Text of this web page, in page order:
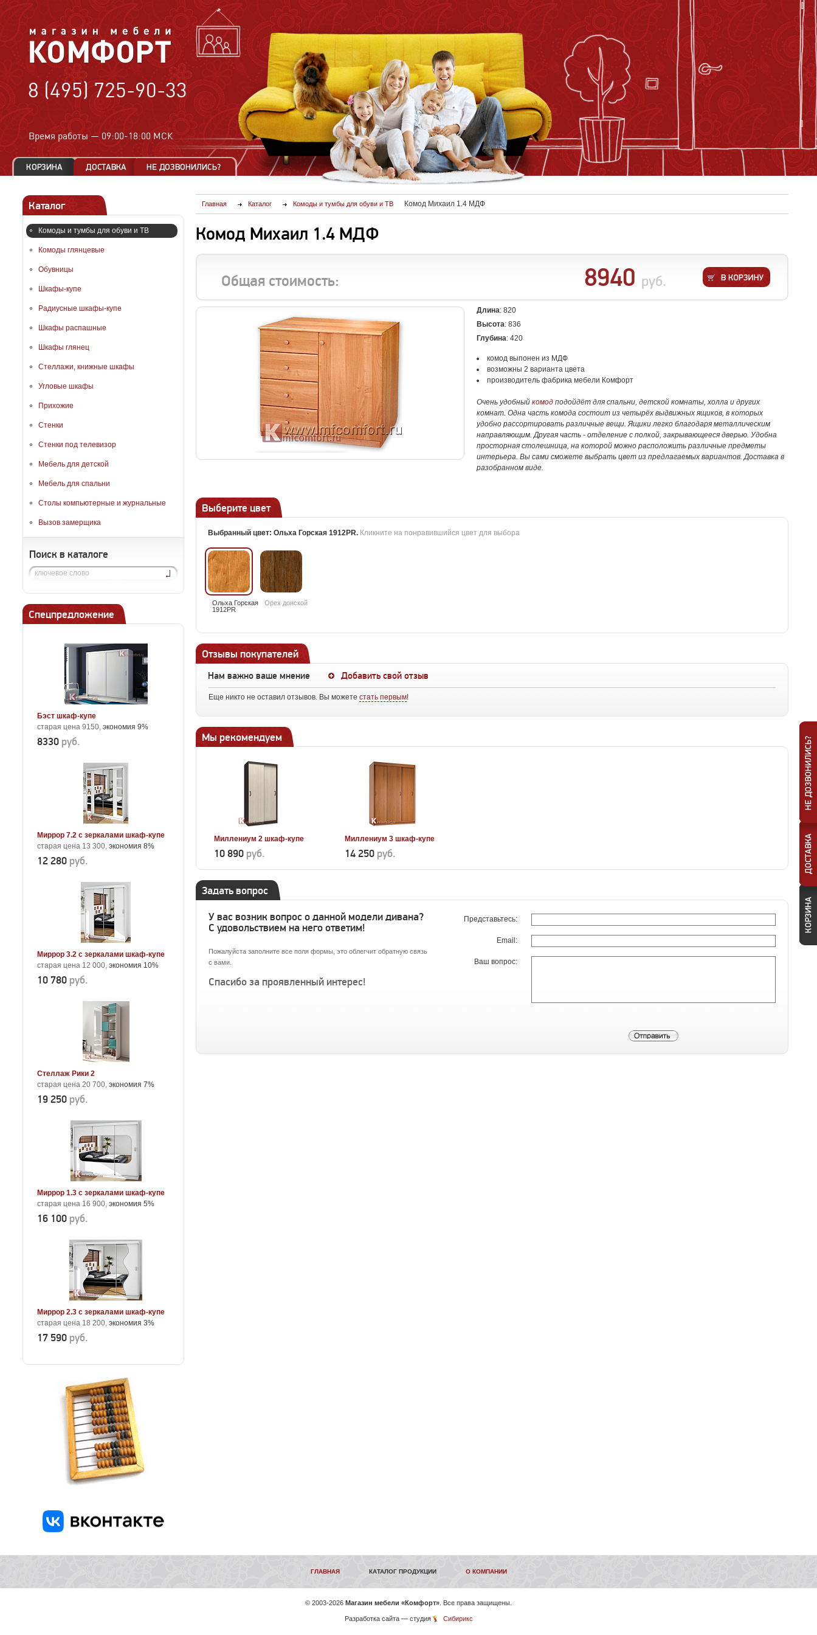
8 (495) 725-90-33
Время работы — 09:00-18:00 МСК
Каталог
Комоды и тумбы для обуви и ТВ
Комоды глянцевые
Обувницы
Шкафы-купе
Радиусные шкафы-купе
Шкафы распашные
Шкафы глянец
Стеллажи, книжные шкафы
Угловые шкафы
Прихожие
Стенки
Стенки под телевизор
Мебель для детской
Мебель для спальни
Столы компьютерные и журнальные
Вызов замерщика
Поиск в каталоге
Спецпредложение
Бэст шкаф-купе
старая цена 9150, экономия 9%
8330 руб.
Миррор 7.2 с зеркалами шкаф-купе
старая цена 13 300, экономия 8%
12 280 руб.
Миррор 3.2 с зеркалами шкаф-купе
старая цена 12 000, экономия 10%
10 780 руб.
Стеллаж Рики 2
старая цена 20 700, экономия 7%
19 250 руб.
Миррор 1.3 с зеркалами шкаф-купе
старая цена 16 900, экономия 5%
16 100 руб.
Миррор 2.3 с зеркалами шкаф-купе
старая цена 18 200, экономия 3%
17 590 руб.
Главная Каталог Комоды и тумбы для обуви и ТВ Комод Михаил 1.4 МДФ
Комод Михаил 1.4 МДФ
Общая стоимость: 8940 руб.
Длина: 820
Высота: 836
Глубина: 420
комод выпонен из МДФ
возможны 2 варианта цвета
производитель фабрика мебели Комфорт
Очень удобный комод подойдёт для спальни, детской комнаты, холла и других
комнат. Одна часть комода состоит из четырёх выдвижных ящиков, в которых
удобно рассортировать различные вещи. Ящики легко благодаря металлическим
направляющим. Другая часть - отделение с полкой, закрывающееся дверью. Удобна
просторная столешница, на которой можно расположить различные предметы
интерьера. Вы сами сможете выбрать цвет из предлагаемых вариантов. Доставка в
разобранном виде.
Выберите цвет
Выбранный цвет: Ольха Горская 1912PR. Кликните на понравившийся цвет для выбора
Ольха Горская
1912PR
Орех донской
Отзывы покупателей
Нам важно ваше мнение Добавить свой отзыв
Еще никто не оставил отзывов. Вы можете стать первым!
Мы рекомендуем
Миллениум 2 шкаф-купе
10 890 руб.
Миллениум 3 шкаф-купе
14 250 руб.
Задать вопрос
У вас возник вопрос о данной модели дивана?
С удовольствием на него ответим!
Пожалуйста заполните все поля формы, это облегчит обратную связь
с вами.
Спасибо за проявленный интерес!
Представьтесь:
Email:
Ваш вопрос:
ГЛАВНАЯ КАТАЛОГ ПРОДУКЦИИ О КОМПАНИИ
© 2003-2026 Магазин мебели «Комфорт» . Все права защищены.
Разработка сайта— студия Сибирикс